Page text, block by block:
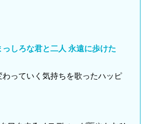
しろな君と二人 永遠に歩けた
わっていく気持ちを歌ったハッピ